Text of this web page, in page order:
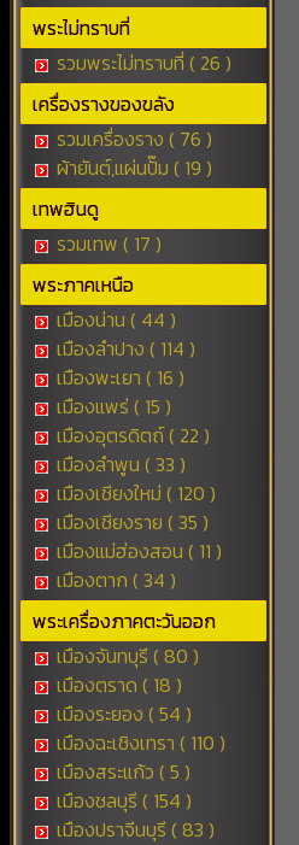
พระไม่ทราบที่
รวมพระไม่ทราบที่ ( 26 )
เครื่องรางของขลัง
รวมเครื่องราง ( 76 )
ผ้ายันต์,แผ่นปั๊ม ( 19 )
เทพฮินดู
รวมเทพ ( 17 )
พระภาคเหนือ
เมืองน่าน ( 44 )
เมืองลำปาง ( 114 )
เมืองพะเยา ( 16 )
เมืองแพร่ ( 15 )
เมืองอุตรดิตถ์ ( 22 )
เมืองลำพูน ( 33 )
เมืองเชียงใหม่ ( 120 )
เมืองเชียงราย ( 35 )
เมืองแม่ฮ่องสอน ( 11 )
เมืองตาก ( 34 )
พระเครื่องภาคตะวันออก
เมืองจันทบุรี ( 80 )
เมืองตราด ( 18 )
เมืองระยอง ( 54 )
เมืองฉะเชิงเทรา ( 110 )
เมืองสระแก้ว ( 5 )
เมืองชลบุรี ( 154 )
เมืองปราจีนบุรี ( 83 )